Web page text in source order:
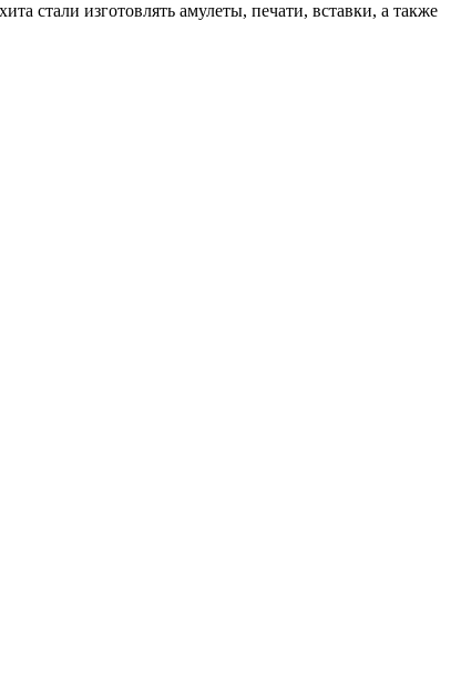
стали изготовлять амулеты, печати, вставки, а также